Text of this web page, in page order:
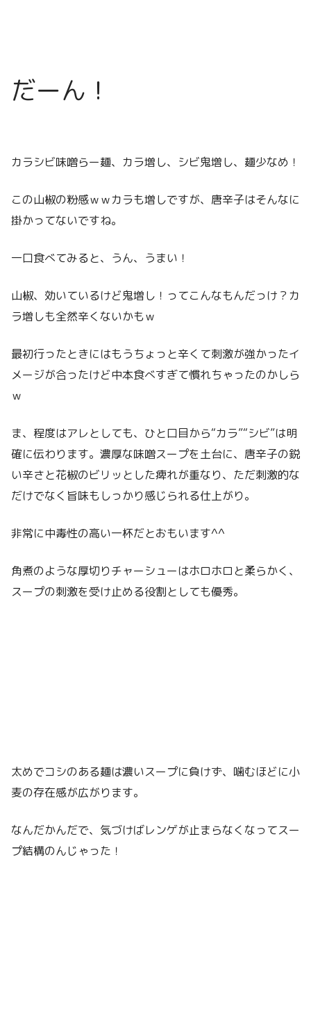
だーん！
カラシビ味噌らー麺、カラ増し、シビ鬼増し、麺少なめ！
この山椒の粉感ｗｗカラも増しですが、唐辛子はそんなに
掛かってないですね。
一口食べてみると、うん、うまい！
山椒、効いているけど鬼増し！ってこんなもんだっけ？カ
ラ増しも全然辛くないかもｗ
最初行ったときにはもうちょっと辛くて刺激が強かったイ
メージが合ったけど中本食べすぎて慣れちゃったのかしら
ｗ
ま、程度はアレとしても、ひと口目から“カラ”“シビ”は明
確に伝わります。濃厚な味噌スープを土台に、唐辛子の鋭
い辛さと花椒のビリッとした痺れが重なり、ただ刺激的な
だけでなく旨味もしっかり感じられる仕上がり。
非常に中毒性の高い一杯だとおもいます^^
角煮のような厚切りチャーシューはホロホロと柔らかく、
スープの刺激を受け止める役割としても優秀。
太めでコシのある麺は濃いスープに負けず、噛むほどに小
麦の存在感が広がります。
なんだかんだで、気づけばレンゲが止まらなくなってスー
プ結構のんじゃった！